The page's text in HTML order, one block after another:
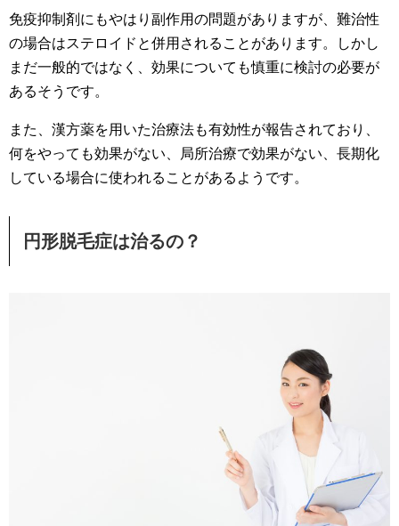
免疫抑制剤にもやはり副作用の問題がありますが、難治性
の場合はステロイドと併用されることがあります。しかし
まだ一般的ではなく、効果についても慎重に検討の必要が
あるそうです。
また、漢方薬を用いた治療法も有効性が報告されており、
何をやっても効果がない、局所治療で効果がない、長期化
している場合に使われることがあるようです。
円形脱毛症は治るの？